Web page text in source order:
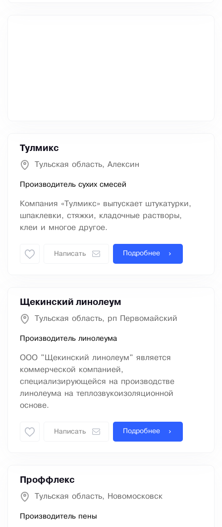
Тулмикс
Тульская область, Алексин
Производитель сухих смесей
Компания «Тулмикс» выпускает штукатурки,
шпаклевки, стяжки, кладочные растворы,
клеи и многое другое.
Написать Подробнее
Щекинский линолеум
Тульская область, рп Первомайский
Производитель линолеума
ООО "Щекинский линолеум" является
коммерческой компанией,
специализирующейся на производстве
линолеума на теплозвукоизоляционной
основе.
Написать Подробнее
Проффлекс
Тульская область, Новомосковск
Производитель пены